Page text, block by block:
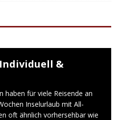
&
haben für viele Reisende an
Inselurlaub mit All-
oft ähnlich vorhersehbar wie